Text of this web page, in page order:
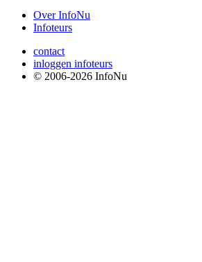
Over InfoNu
Infoteurs
contact
inloggen infoteurs
© 2006-2026 InfoNu